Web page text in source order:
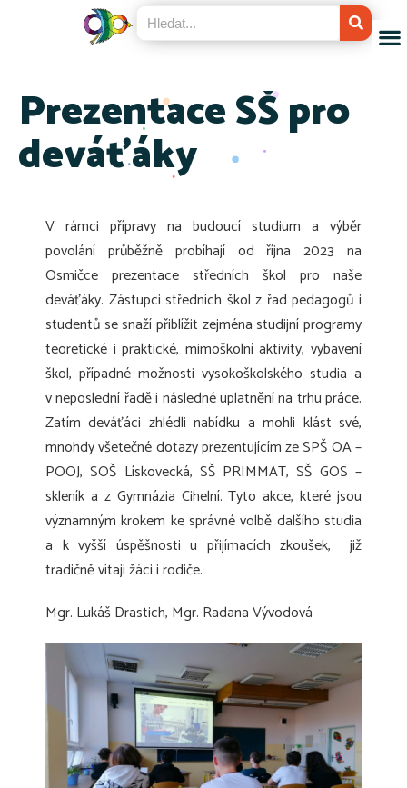
Prezentace SŠ pro
deváťáky
V rámci přípravy na budoucí studium a výběr
povolání průběžně probíhají od října 2023 na
Osmičce prezentace středních škol pro naše
deváťáky. Zástupci středních škol z řad pedagogů i
studentů se snaží přiblížit zejména studijní programy
teoretické i praktické, mimoškolní aktivity, vybavení
škol, případné možnosti vysokoškolského studia a
v neposlední řadě i následné uplatnění na trhu práce.
Zatím deváťáci zhlédli nabídku a mohli klást své,
mnohdy všetečné dotazy prezentujícím ze SPŠ OA –
POOJ, SOŠ Lískovecká, SŠ PRIMMAT, SŠ GOS –
skleník a z Gymnázia Cihelní. Tyto akce, které jsou
významným krokem ke správné volbě dalšího studia
a k vyšší úspěšnosti u přijímacích zkoušek, již
tradičně vítají žáci i rodiče.
Mgr. Lukáš Drastich, Mgr. Radana Vývodová